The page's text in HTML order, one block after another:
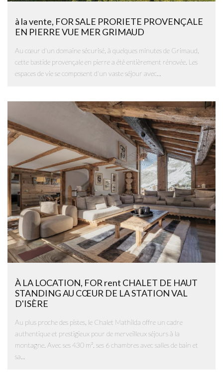
à la vente, FOR SALE PRORIETE PROVENÇALE
EN PIERRE VUE MER GRIMAUD
Au cœur d'un domaine sécurisé, à quelques minutes de Grimaud,
cette bastide provençale en pierre a été entièrement rénovée. Les
espaces de vie se composent d'un vaste séjour avec...
À LA LOCATION, FOR rent CHALET DE HAUT
STANDING AU CŒUR DE LA STATION VAL
D'ISÈRE
Au plus proche des pistes, le Chalet Mathilda offre un cadre
authentique et prestigieux pour de merveilleux séjours à la
montagne. Avec ses 430 m², ses 6 chambres avec salles de bain et
sa...